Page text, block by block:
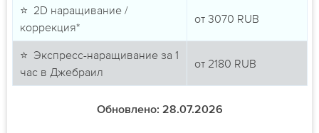
⭐ 2D наращивание /
коррекция*
от 3070 RUB
⭐ Экспресс-наращивание за 1
час в Джебраил
от 2180 RUB
Обновлено: 28.07.2026